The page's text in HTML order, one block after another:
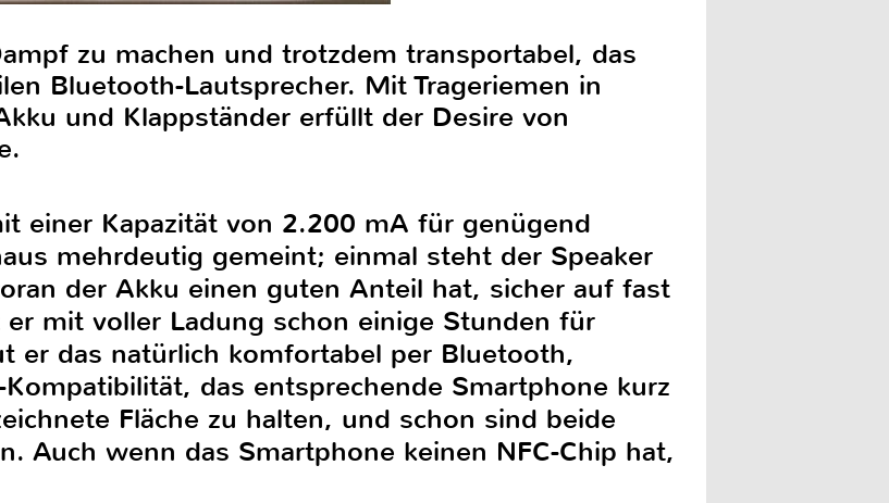
zu machen und trotzdem transportabel, das
Bluetooth-Lautsprecher. Mit Trageriemen in
und Klappständer erfüllt der Desire von
einer Kapazität von 2.200 mA für genügend
mehrdeutig gemeint; einmal steht der Speaker
der Akku einen guten Anteil hat, sicher auf fast
mit voller Ladung schon einige Stunden für
er das natürlich komfortabel per Bluetooth,
das entsprechende Smartphone kurz
Fläche zu halten, und schon sind beide
Auch wenn das Smartphone keinen NFC-Chip hat,